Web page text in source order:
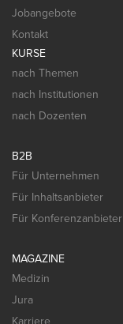
Jobangebote
Kontakt
KURSE
nach Themen
nach Institutionen
nach Dozenten
B2B
Für Unternehmen
Für Inhaltsanbieter
Für Konferenzanbieter
MAGAZINE
Medizin
Jura